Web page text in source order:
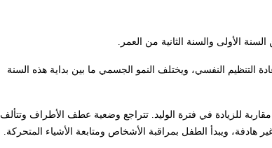
الأولى والسنة الثانية من العمر.
التنظيم النفسي، ويختلف النمو الجسمي ما بين بداية هذه السنة
للزيادة في فترة الوليد. تتراجع وضعية عطف الأطراف وتتألف
ويبدأ الطفل بمراقبة الأشخاص ومتابعة الأشياء المتحركة.